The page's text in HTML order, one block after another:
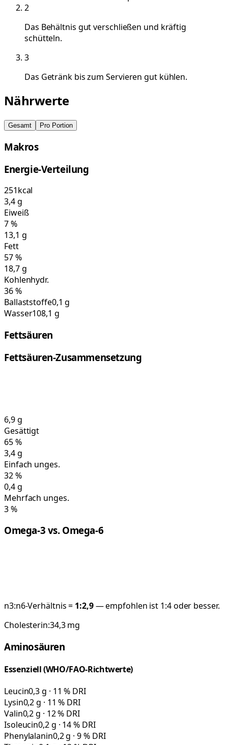
2
Das Behältnis gut verschließen und kräftig
schütteln.
3
Das Getränk bis zum Servieren gut kühlen.
Nährwerte
Gesamt Pro Portion
Makros
Energie-Verteilung
251kcal
3,4g
Eiweiß
7%
13,1 g
Fett
57%
18,7g
Kohlenhydr.
36%
Ballaststoffe0,1 g
Wasser108,1 g
Fettsäuren
Fettsäuren-Zusammensetzung
6,9g
Gesättigt
65%
3,4g
Einfach unges.
32%
0,4g
Mehrfach unges.
3%
Omega-3 vs. Omega-6
n3:n6-Verhältnis = 1:2,9— empfohlen ist 1:4 oder besser.
Cholesterin:34,3mg
Aminosäuren
Essenziell (WHO/FAO-Richtwerte)
Leucin0,3 g · 11 % DRI
Lysin0,2 g · 11 % DRI
Valin0,2 g · 12 % DRI
Isoleucin0,2 g · 14 % DRI
Phenylalanin0,2 g · 9 % DRI